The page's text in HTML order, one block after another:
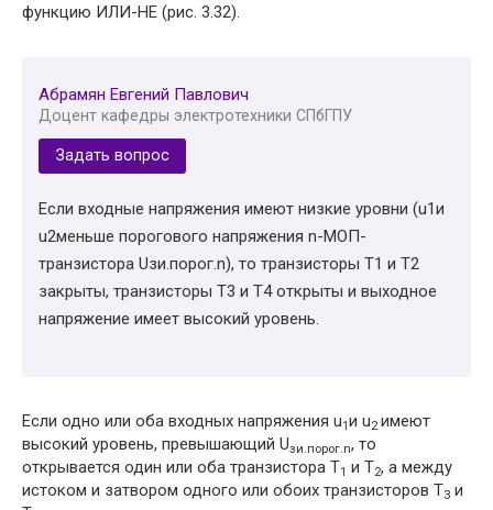
функцию ИЛИ-НЕ (рис. 3.32).
Абрамян Евгений Павлович
Доцент кафедры электротехники СПбГПУ
Задать вопрос
Если входные напряжения имеют низкие уровни (u1и
u2меньше порогового напряжения n-МОП-
транзистора Uзи.порог.n), то транзисторы Т1 и Т2
закрыты, транзисторы Т3 и Т4 открыты и выходное
напряжение имеет высокий уровень.
Если одно или оба входных напряжения u1и u2 имеют
высокий уровень, превышающий Uзи.порог. n, то
открывается один или оба транзистора Т1 и Т2, а между
истоком и затвором одного или обоих транзисторов Т3 и